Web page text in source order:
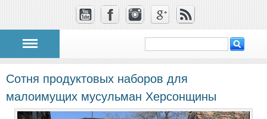
Форма поиска
Сотня продуктовых наборов для
малоимущих мусульман Херсонщины